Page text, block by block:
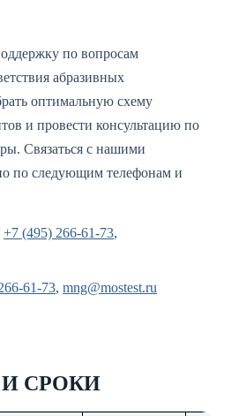
по вопросам
абразивных
оптимальную схему
и провести консультацию по
Связаться с нашими
по следующим телефонам и
+7 (495) 266-61-73,
61-73, mng@mostest.ru
СРОКИ